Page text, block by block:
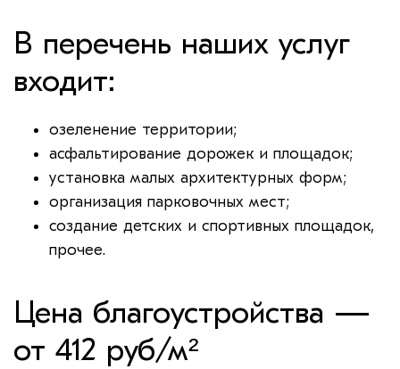
В перечень наших услуг
входит:
озеленение территории;
асфальтирование дорожек и площадок;
установка малых архитектурных форм;
организация парковочных мест;
создание детских и спортивных площадок,
прочее.
Цена благоустройства —
от 412 руб/м²